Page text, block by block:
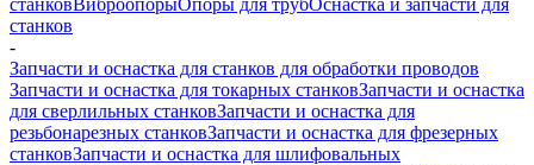
станков
-
Запчасти и оснастка для станков для обработки проводов
Запчасти и оснастка для токарных станковЗапчасти и оснастка
для сверлильных станковЗапчасти и оснастка для
резьбонарезных станковЗапчасти и оснастка для фрезерных
станковЗапчасти и оснастка для шлифовальных